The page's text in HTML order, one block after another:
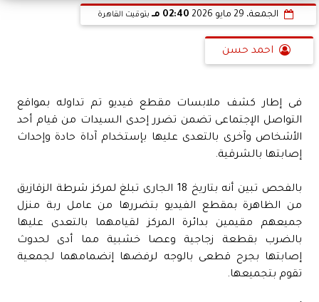
الجمعة، 29 مايو 2026 02:40 مـ بتوقيت القاهرة
احمد حسن
فى إطار كشف ملابسات مقطع فيديو تم تداوله بمواقع
التواصل الإجتماعى تضمن تضرر إحدى السيدات من قيام أحد
الأشخاص وآخرى بالتعدى عليها بإستخدام آداة حادة وإحداث
إصابتها بالشرقية.
بالفحص تبين أنه بتاريخ 18 الجارى تبلغ لمركز شرطة الزقازيق
من الظاهرة بمقطع الفيديو بتضررها من عامل ربة منزل
جميعهم مقيمين بدائرة المركز لقيامهما بالتعدى عليها
بالضرب بقطعة زجاجية وعصا خشبية مما أدى لحدوث
إصابتها بجرح قطعى بالوجه لرفضها إنضمامهما لجمعية
تقوم بتجميعها.